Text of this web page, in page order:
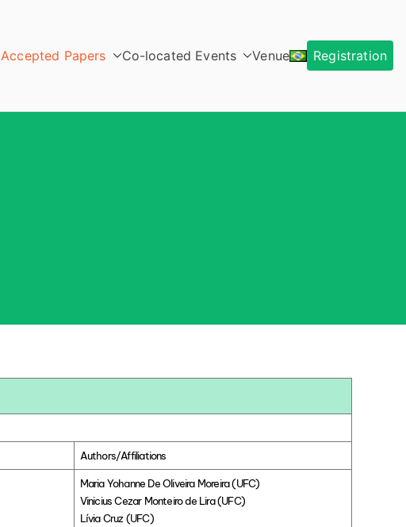
Accepted Papers Co-located Events Venue Registration
Authors/Affiliations
Maria Yohanne De Oliveira Moreira (UFC)
Vinicius Cezar Monteiro de Lira (UFC)
Lívia Cruz (UFC)